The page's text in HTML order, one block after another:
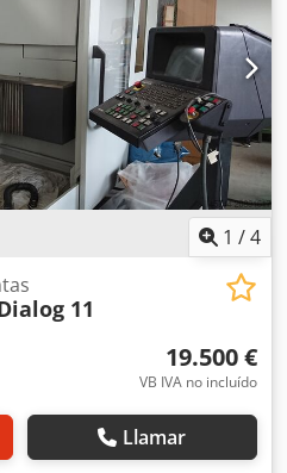
en los ejes x e z: 6.000
Cono del husillo: ISO 40
posiciones
de herramientas, eje 4,
la puerta derecha debe ser
derecha e izquierda
kW Peso: aprox. 3,2 t
1.900 mm
1 /4
11
19.500 €
VB IVA no incluído
Llamar